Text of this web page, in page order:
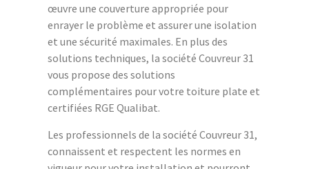
œuvre une couverture appropriée pour
enrayer le problème et assurer une isolation
et une sécurité maximales. En plus des
solutions techniques, la société Couvreur 31
vous propose des solutions
complémentaires pour votre toiture plate et
certifiées RGE Qualibat.
Les professionnels de la société Couvreur 31,
connaissent et respectent les normes en